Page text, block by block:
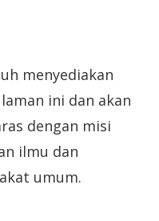
menyediakan
ini dan akan
dengan misi
ilmu dan
umum.